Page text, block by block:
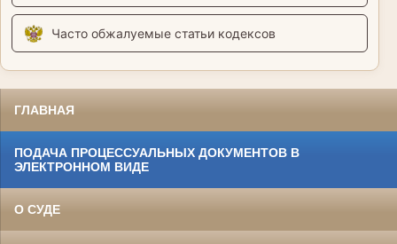
Часто обжалуемые статьи кодексов
ГЛАВНАЯ
ПОДАЧА ПРОЦЕССУАЛЬНЫХ ДОКУМЕНТОВ В
ЭЛЕКТРОННОМ ВИДЕ
О СУДЕ